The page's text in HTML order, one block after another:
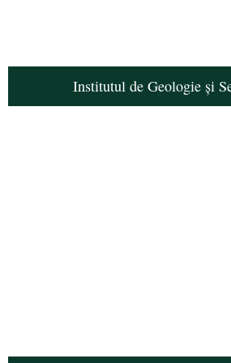
Institutul de Geologie și